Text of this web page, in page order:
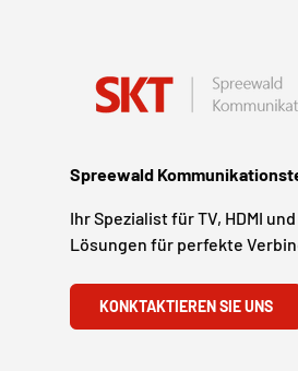
Spreewald
Ihr Spezialist für TV, HDMI
Lösungen für perfekte
KONKTAKTIEREN SIE UNS